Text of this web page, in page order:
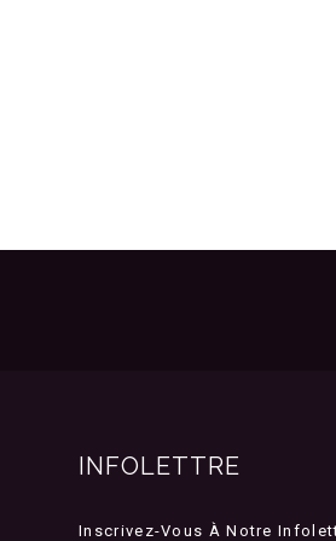
INFOLETTRE
Inscrivez-Vous À Notre